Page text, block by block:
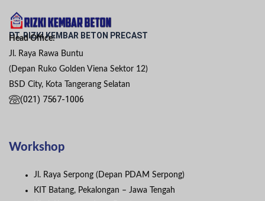
PT. RIZKI KEMBAR BETON PRECAST
Head Office:
Jl. Raya Rawa Buntu
(Depan Ruko Golden Viena Sektor 12)
BSD City, Kota Tangerang Selatan
(021) 7567-1006
Workshop
Jl. Raya Serpong (Depan PDAM Serpong)
KIT Batang, Pekalongan – Jawa Tengah